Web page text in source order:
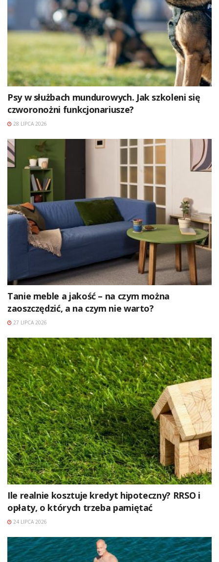
Psy w służbach mundurowych. Jak szkoleni się
czworonożni funkcjonariusze?
28 LIPCA 2026
Tanie meble a jakość – na czym można
zaoszczędzić, a na czym nie warto?
27 LIPCA 2026
Ile realnie kosztuje kredyt hipoteczny? RRSO i
opłaty, o których trzeba pamiętać
24 LIPCA 2026